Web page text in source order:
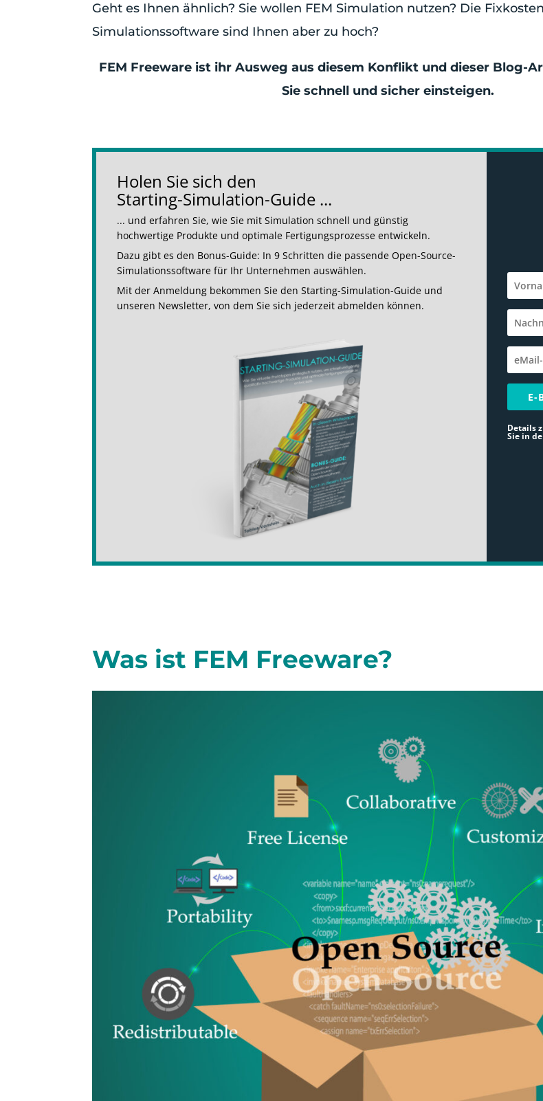
Geht es Ihnen ähnlich? Sie wollen FEM Simulation nutzen? Die
Simulationssoftware sind Ihnen aber zu hoch?
FEM Freeware ist ihr Ausweg aus diesem Konflikt und dieser Blog-
Sie schnell und sicher einsteigen.
Holen Sie sich den
Starting-Simulation-Guide ...
... und erfahren Sie, wie Sie mit Simulation schnell und günstig
hochwertige Produkte und optimale Fertigungsprozesse entwickeln.
Dazu gibt es den Bonus-Guide: In 9 Schritten die passende Open-Source-
Simulationssoftware für Ihr Unternehmen auswählen.
Mit der Anmeldung bekommen Sie den Starting-Simulation-Guide und
unseren Newsletter, von dem Sie sich jederzeit abmelden können.
E-
Details
Sie in
Was ist FEM Freeware?